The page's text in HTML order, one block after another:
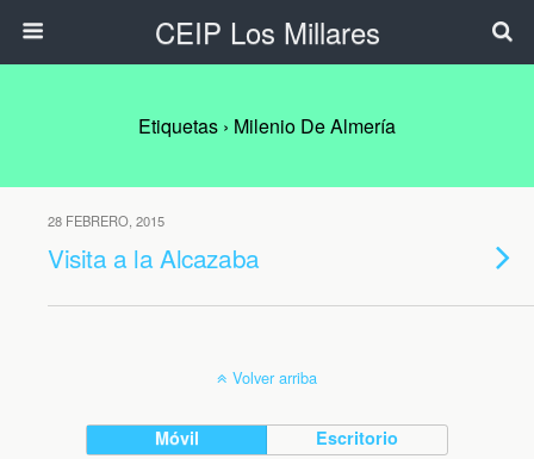
CEIP Los Millares
Etiquetas › Milenio De Almería
28 FEBRERO, 2015
Visita a la Alcazaba
Volver arriba
Móvil Escritorio